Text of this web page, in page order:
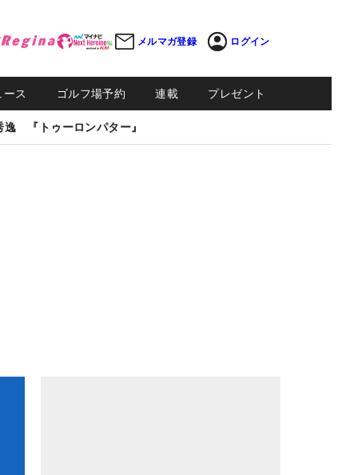
メルマガ登録 ログイン
ース ゴルフ場予約 連載 プレゼント
逸 『トゥーロンパター』